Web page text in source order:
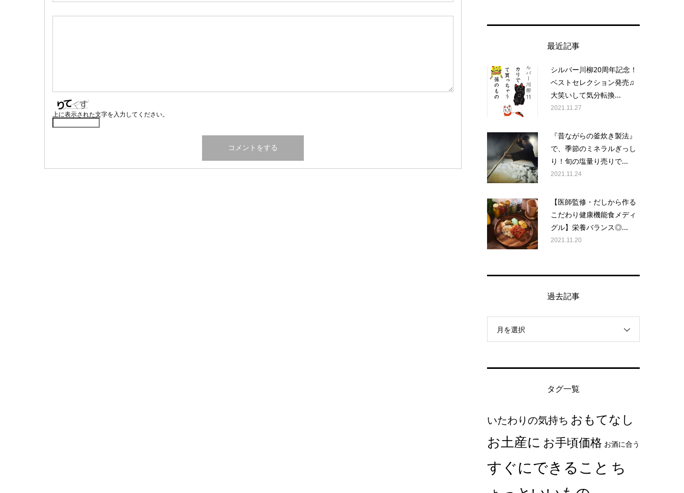
上に表示された文字を入力してください。
最近記事
シルバー川柳20周年記念！
ベストセレクション発売♫
大笑いして気分転換...
2021.11.27
『昔ながらの釜炊き製法』
で、季節のミネラルぎっし
り！旬の塩量り売りで...
2021.11.24
【医師監修・だしから作る
こだわり健康機能食メディ
グル】栄養バランス◎...
2021.11.20
過去記事
月を選択
タグ一覧
いたわりの気持ち おもてなし
お土産に お手頃価格 お酒に合う
すぐにできること ち